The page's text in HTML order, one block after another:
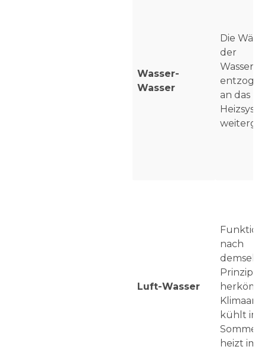
Wasser-
Wasser
Die
der
an das
Luft-Wasser
nach
Prinzip
kühlt im
Sommer
heizt im